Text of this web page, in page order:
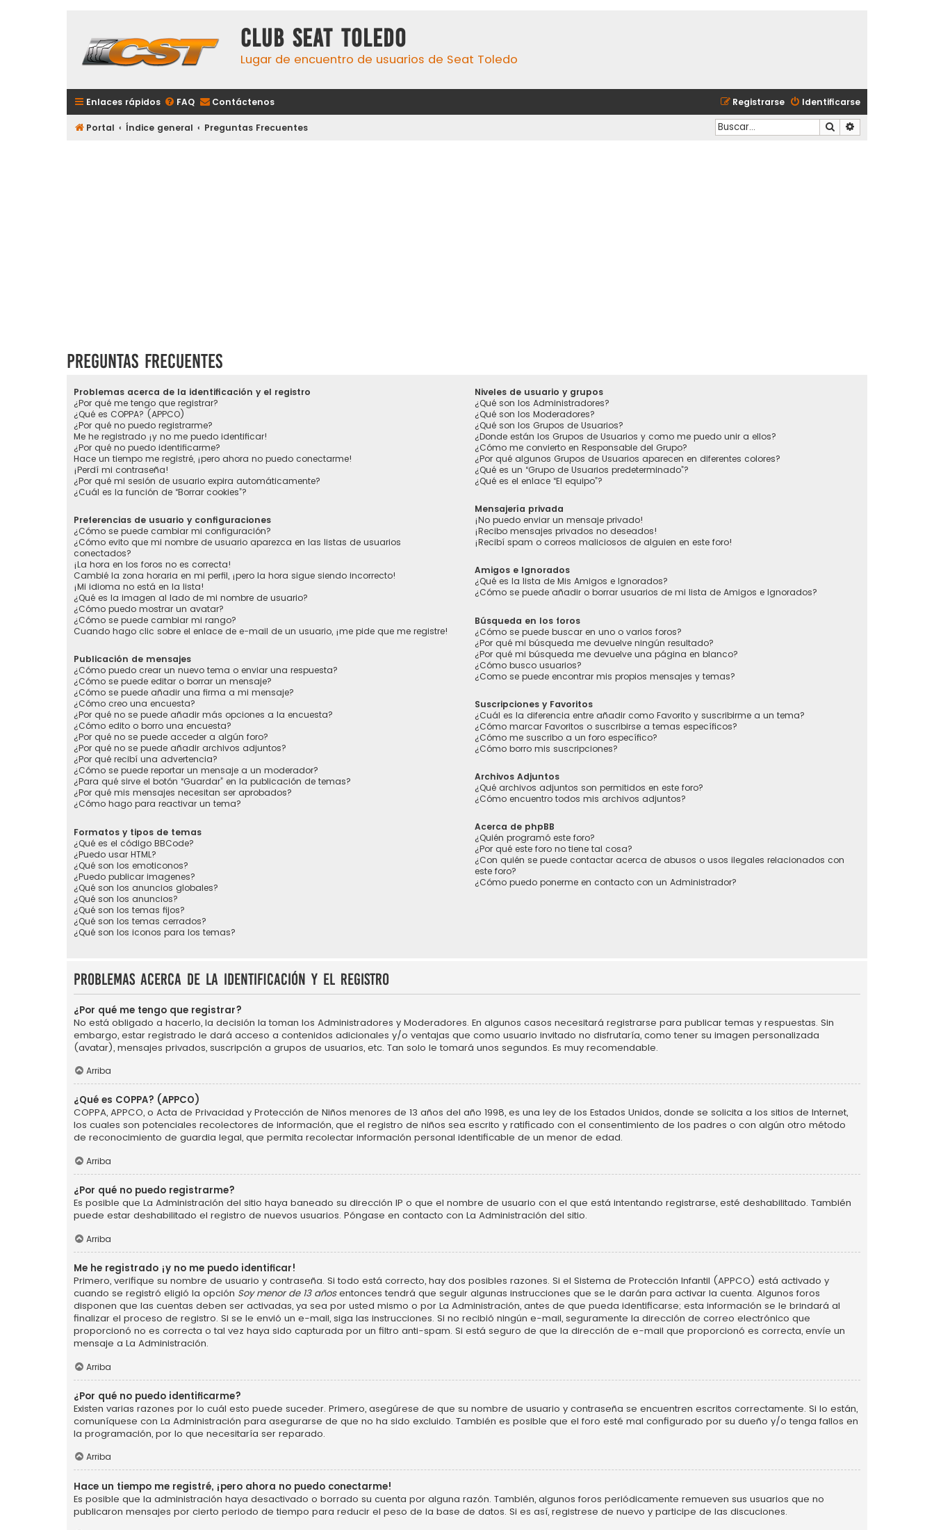
Club Seat Toledo
Lugar de encuentro de usuarios de Seat Toledo
Enlaces rápidos FAQ Contáctenos Identificarse
Registrarse
Portal Índice general Preguntas Frecuentes Buscar
Preguntas Frecuentes
Problemas acerca de la identificación y el registro
¿Por qué me tengo que registrar?
¿Qué es COPPA? (APPCO)
¿Por qué no puedo registrarme?
Me he registrado ¡y no me puedo identificar!
¿Por qué no puedo identificarme?
Hace un tiempo me registré, ¡pero ahora no puedo conectarme!
¡Perdí mi contraseña!
¿Por qué mi sesión de usuario expira automáticamente?
¿Cuál es la función de “Borrar cookies”?
Preferencias de usuario y configuraciones
¿Cómo se puede cambiar mi configuración?
¿Cómo evito que mi nombre de usuario aparezca en las listas de usuarios
conectados?
¡La hora en los foros no es correcta!
Cambié la zona horaria en mi perfil, ¡pero la hora sigue siendo incorrecto!
¡Mi idioma no está en la lista!
¿Qué es la imagen al lado de mi nombre de usuario?
¿Cómo puedo mostrar un avatar?
¿Cómo se puede cambiar mi rango?
Cuando hago clic sobre el enlace de e-mail de un usuario, ¡me pide que me registre!
Publicación de mensajes
¿Cómo puedo crear un nuevo tema o enviar una respuesta?
¿Cómo se puede editar o borrar un mensaje?
¿Cómo se puede añadir una firma a mi mensaje?
¿Cómo creo una encuesta?
¿Por qué no se puede añadir más opciones a la encuesta?
¿Cómo edito o borro una encuesta?
¿Por qué no se puede acceder a algún foro?
¿Por qué no se puede añadir archivos adjuntos?
¿Por qué recibí una advertencia?
¿Cómo se puede reportar un mensaje a un moderador?
¿Para qué sirve el botón “Guardar” en la publicación de temas?
¿Por qué mis mensajes necesitan ser aprobados?
¿Cómo hago para reactivar un tema?
Formatos y tipos de temas
¿Qué es el código BBCode?
¿Puedo usar HTML?
¿Qué son los emoticonos?
¿Puedo publicar imagenes?
¿Qué son los anuncios globales?
¿Qué son los anuncios?
¿Qué son los temas fijos?
¿Qué son los temas cerrados?
¿Qué son los iconos para los temas?
Niveles de usuario y grupos
¿Qué son los Administradores?
¿Qué son los Moderadores?
¿Qué son los Grupos de Usuarios?
¿Donde están los Grupos de Usuarios y como me puedo unir a ellos?
¿Cómo me convierto en Responsable del Grupo?
¿Por qué algunos Grupos de Usuarios aparecen en diferentes colores?
¿Qué es un “Grupo de Usuarios predeterminado”?
¿Qué es el enlace “El equipo”?
Mensajería privada
¡No puedo enviar un mensaje privado!
¡Recibo mensajes privados no deseados!
¡Recibí spam o correos maliciosos de alguien en este foro!
Amigos e Ignorados
¿Qué es la lista de Mis Amigos e Ignorados?
¿Cómo se puede añadir o borrar usuarios de mi lista de Amigos e Ignorados?
Búsqueda en los foros
¿Cómo se puede buscar en uno o varios foros?
¿Por qué mi búsqueda me devuelve ningún resultado?
¿Por qué mi búsqueda me devuelve una página en blanco?
¿Cómo busco usuarios?
¿Como se puede encontrar mis propios mensajes y temas?
Suscripciones y Favoritos
¿Cuál es la diferencia entre añadir como Favorito y suscribirme a un tema?
¿Cómo marcar Favoritos o suscribirse a temas específicos?
¿Cómo me suscribo a un foro específico?
¿Cómo borro mis suscripciones?
Archivos Adjuntos
¿Qué archivos adjuntos son permitidos en este foro?
¿Cómo encuentro todos mis archivos adjuntos?
Acerca de phpBB
¿Quién programó este foro?
¿Por qué este foro no tiene tal cosa?
¿Con quién se puede contactar acerca de abusos o usos ilegales relacionados con
este foro?
¿Cómo puedo ponerme en contacto con un Administrador?
Problemas acerca de la identificación y el registro
¿Por qué me tengo que registrar?
No está obligado a hacerlo, la decisión la toman los Administradores y Moderadores. En algunos casos necesitará registrarse para publicar temas y respuestas. Sin
embargo, estar registrado le dará acceso a contenidos adicionales y/o ventajas que como usuario invitado no disfrutaría, como tener su imagen personalizada
(avatar), mensajes privados, suscripción a grupos de usuarios, etc. Tan solo le tomará unos segundos. Es muy recomendable.
Arriba
¿Qué es COPPA? (APPCO)
COPPA, APPCO, o Acta de Privacidad y Protección de Niños menores de 13 años del año 1998, es una ley de los Estados Unidos, donde se solicita a los sitios de Internet,
los cuales son potenciales recolectores de información, que el registro de niños sea escrito y ratificado con el consentimiento de los padres o con algún otro método
de reconocimiento de guardia legal, que permita recolectar información personal identificable de un menor de edad.
Arriba
¿Por qué no puedo registrarme?
Es posible que La Administración del sitio haya baneado su dirección IP o que el nombre de usuario con el que está intentando registrarse, esté deshabilitado. También
puede estar deshabilitado el registro de nuevos usuarios. Póngase en contacto con La Administración del sitio.
Arriba
Me he registrado ¡y no me puedo identificar!
Primero, verifique su nombre de usuario y contraseña. Si todo está correcto, hay dos posibles razones. Si el Sistema de Protección Infantil (APPCO) está activado y
cuando se registró eligió la opción Soy menor de 13 añosentonces tendrá que seguir algunas instrucciones que se le darán para activar la cuenta. Algunos foros
disponen que las cuentas deben ser activadas, ya sea por usted mismo o por La Administración, antes de que pueda identificarse; esta información se le brindará al
finalizar el proceso de registro. Si se le envió un e-mail, siga las instrucciones. Si no recibió ningún e-mail, seguramente la dirección de correo electrónico que
proporcionó no es correcta o tal vez haya sido capturada por un filtro anti-spam. Si está seguro de que la dirección de e-mail que proporcionó es correcta, envíe un
mensaje a La Administración.
Arriba
¿Por qué no puedo identificarme?
Existen varias razones por lo cuál esto puede suceder. Primero, asegúrese de que su nombre de usuario y contraseña se encuentren escritos correctamente. Si lo están,
comuníquese con La Administración para asegurarse de que no ha sido excluido. También es posible que el foro esté mal configurado por su dueño y/o tenga fallos en
la programación, por lo que necesitaría ser reparado.
Arriba
Hace un tiempo me registré, ¡pero ahora no puedo conectarme!
Es posible que la administración haya desactivado o borrado su cuenta por alguna razón. También, algunos foros periódicamente remueven sus usuarios que no
publicaron mensajes por cierto periodo de tiempo para reducir el peso de la base de datos. Si es así, registrese de nuevo y participe de las discuciones.